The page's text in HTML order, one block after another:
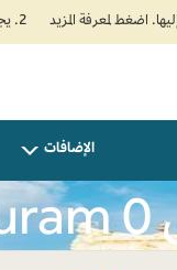
2. يجب على المسافرين المتجهين إلى الهند تعبئة نموذج الإقرار الصحي الذاتي (Air Suvidha) الإلزامي قبل موعد الوصول بـ 24 ساعة على الأقل. اضغط هنا للدخول إلى بوابة Air Suvidha.
الإضافات